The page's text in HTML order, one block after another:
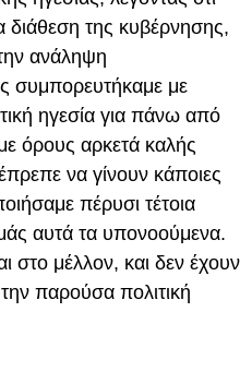
διάθεση της κυβέρνησης,
ανάληψη
συμπορευτήκαμε με
ηγεσία για πάνω από
όρους αρκετά καλής
να γίνουν κάποιες
πέρυσι τέτοια
αυτά τα υπονοούμενα.
στο μέλλον, και δεν έχουν
παρούσα πολιτική